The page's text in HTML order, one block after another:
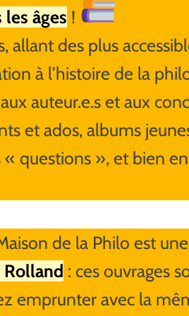
âges !
allant des plus
à l’histoire de la
auteur.e.s et aux
et ados, albums
questions », et bien
de la Philo est
: ces ouvrages
emprunter avec la